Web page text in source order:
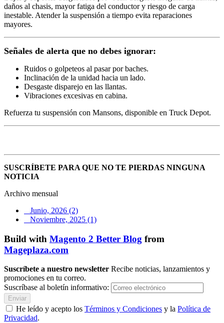
daños al chasis, mayor fatiga del conductor y riesgo de carga
inestable. Atender la suspensión a tiempo evita reparaciones
mayores.
Señales de alerta que no debes ignorar:
Ruidos o golpeteos al pasar por baches.
Inclinación de la unidad hacia un lado.
Desgaste disparejo en las llantas.
Vibraciones excesivas en cabina.
Refuerza tu suspensión con Mansons, disponible en Truck Depot.
SUSCRÍBETE PARA QUE NO TE PIERDAS NINGUNA
NOTICIA
Archivo mensual
Junio, 2026 (2)
Noviembre, 2025 (1)
Build with Magento 2 Better Blog from
Mageplaza.com
Suscríbete a nuestro newsletter Recibe noticias, lanzamientos y
promociones en tu correo.
Suscríbase al boletín informativo:
Enviar
He leído y acepto los Términos y Condiciones y la Política de
Privacidad.